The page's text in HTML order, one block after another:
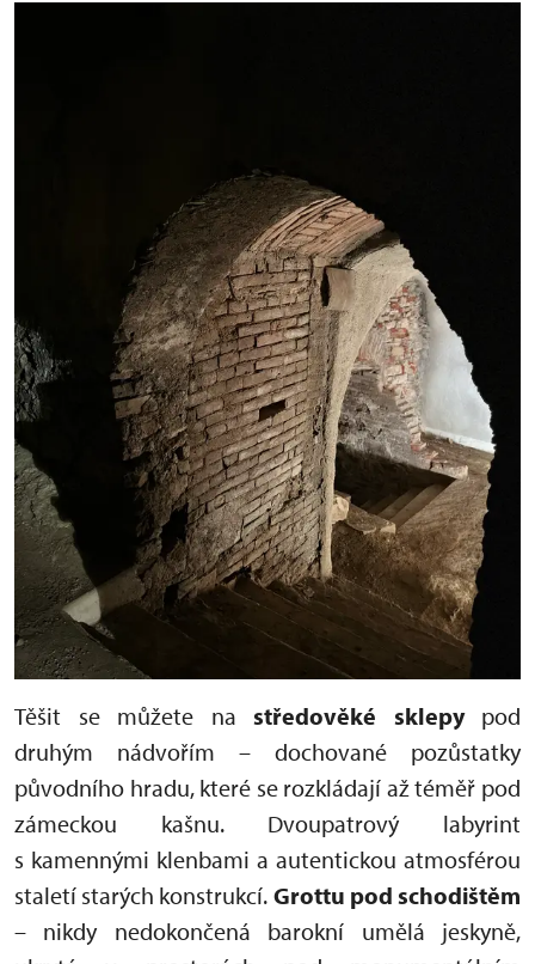
Těšit se můžete na středověké sklepypod
druhým nádvořím – dochované pozůstatky
původního hradu, které se rozkládají až téměř pod
zámeckou kašnu. Dvoupatrový labyrint
s kamennými klenbami a autentickou atmosférou
staletí starých konstrukcí. Grottu pod schodištěm
– nikdy nedokončená barokní umělá jeskyně,